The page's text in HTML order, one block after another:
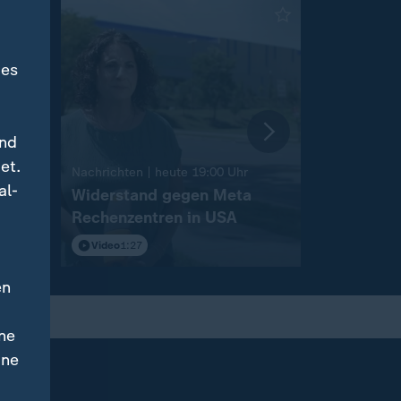
Nachrichten | heute 19:00 Uhr:
Widerstand gegen Meta
Rechenzentren in USA
Video 1:27